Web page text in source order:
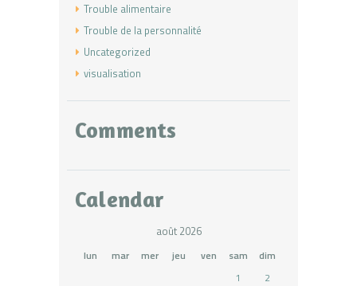
Trouble alimentaire
Trouble de la personnalité
Uncategorized
visualisation
Comments
Calendar
août 2026
lun mar mer jeu ven sam
dim
1
2